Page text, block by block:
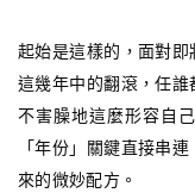
起始是這樣的，面對
這幾年中的翻滾，任
不害臊地這麼形容自
「年份」關鍵直接串
來的微妙配方。